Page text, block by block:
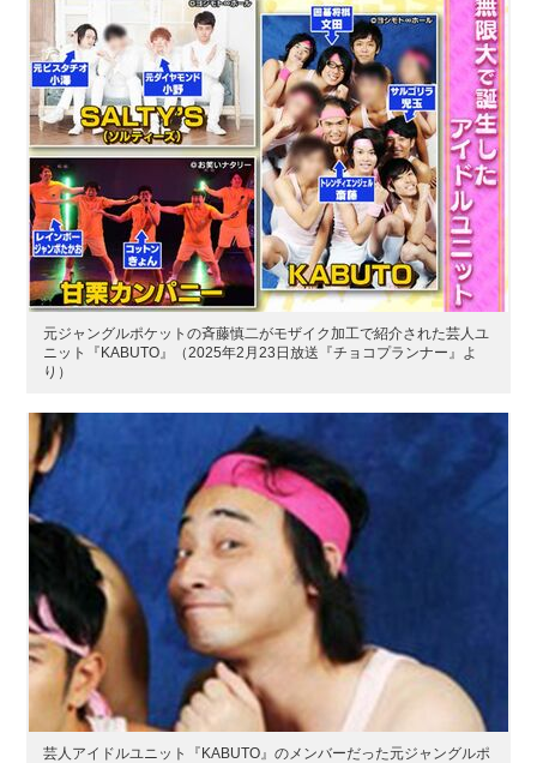
元ジャングルポケットの斉藤慎二がモザイク加工で紹介された芸人ユ
ニット『KABUTO』（2025年2月23日放送『チョコプランナー』よ
り）
芸人アイドルユニット『KABUTO』のメンバーだった元ジャングルポ